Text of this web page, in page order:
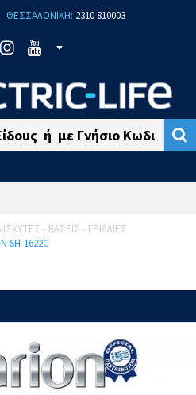
ΘΕΣΣΑΛΟΝΙΚΗ: 2310 810003
- ΒΑΣΕΙΣ - ΓΡΙΛΛΙΕΣ
SH-1622C